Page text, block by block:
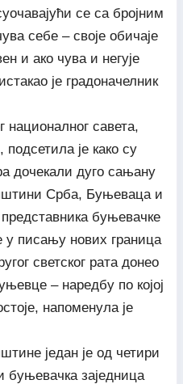
се са бројним
себе – своје обичаје
и ако чува и негује
је градоначелник
савета,
је како су
дочекали дуго сањану
Срба, Буњеваца и
буњевачке
у писању нових граница
светског рата донео
– наредбу по којој
напоменула је
један је од четири
буњевачка заједница